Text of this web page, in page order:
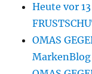
Heute vor
OMAS